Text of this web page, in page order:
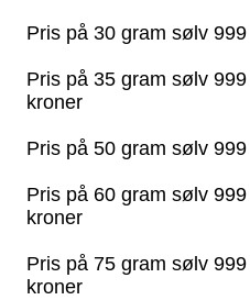
Pris på 30 gram sølv
Pris på 35 gram sølv
kroner
Pris på 50 gram sølv
Pris på 60 gram sølv
kroner
Pris på 75 gram sølv
kroner